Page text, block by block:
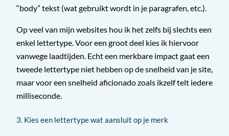
“body” tekst (wat gebruikt wordt in je paragrafen, etc.).
Op veel van mijn websites hou ik het zelfs bij slechts een
enkel lettertype. Voor een groot deel kies ik hiervoor
vanwege laadtijden. Echt een merkbare impact gaat een
tweede lettertype niet hebben op de snelheid van je site,
maar voor een snelheid aficionado zoals ikzelf telt iedere
milliseconde.
3. Kies een lettertype wat aansluit op je merk